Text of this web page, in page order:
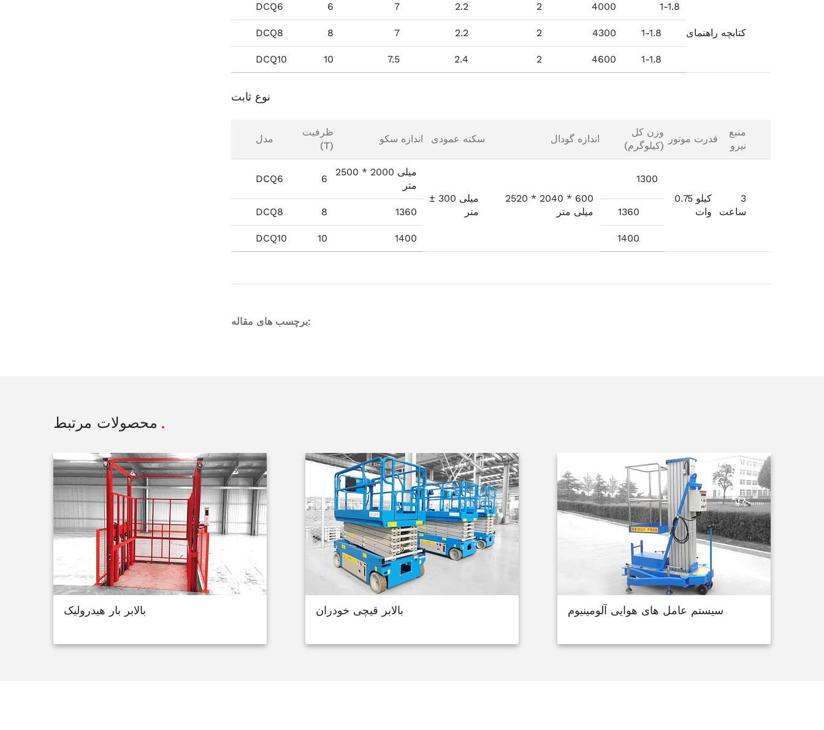
DCQ6 6 7 2.2 2 4000 1-1.8
کتابچه راهنمای DCQ8 8 7 2.2 2 4300 1-1.8
DCQ10 10 7.5 2.4 2 4600 1-1.8
نوع ثابت
مدل
ظرفیت
(T)
اندازه سکو سکته عمودی اندازه گودال
وزن کل
(کیلوگرم)
قدرت موتور
منبع
نیرو
DCQ6 6
2500 * 2000 میلی
متر
± 300 میلی
متر
2520 * 2040 * 600
میلی متر
1300
0.75 کیلو
وات
3
ساعت
DCQ8 8 1360 1360
DCQ10 10 1400 1400
برچسب های مقاله:
محصولات مرتبط
بالابر بار هیدرولیک بالابر قیچی خودران سیستم عامل های هوایی آلومینیوم